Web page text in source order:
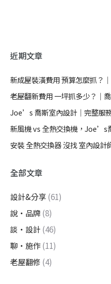
近期文章
新成屋裝潢費用 預算怎麼抓？
老屋翻新費用 一坪抓多少？｜
Joe’s 喬斯室內設計｜完整服
新風機 vs 全熱交換機，Joe’s
安裝 全熱交換器 沒找 室內設計
全部文章
設計&分享(61)
說・品牌(8)
談・設計(46)
聊・施作(11)
老屋翻修 (4)